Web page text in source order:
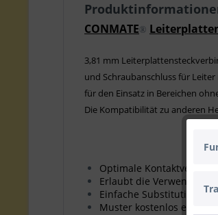
CONMATE®
3,81 mm
und Schraubanschluss für
für den Einsatz in Bereichen
Die Kompatibilität zu anderen
Optimale
Erlaubt die
Einfache Substitution
Muster kostenlos erhältlich